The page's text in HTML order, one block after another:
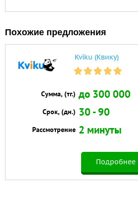
Похожие предложения
Kviku (Квику)
Сумма, (тг.) до 300 000
Срок, (дн.) 30 - 90
Рассмотрение 2 минуты
Подробнее